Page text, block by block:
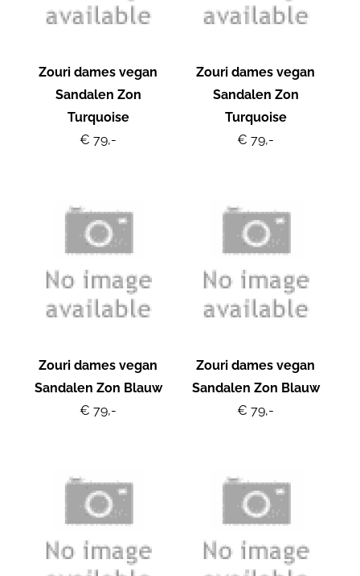
Zouri dames vegan
Sandalen Zon
Turquoise
€ 79,-
Zouri dames vegan
Sandalen Zon
Turquoise
€ 79,-
Zouri dames vegan
Sandalen Zon Blauw
€ 79,-
Zouri dames vegan
Sandalen Zon Blauw
€ 79,-